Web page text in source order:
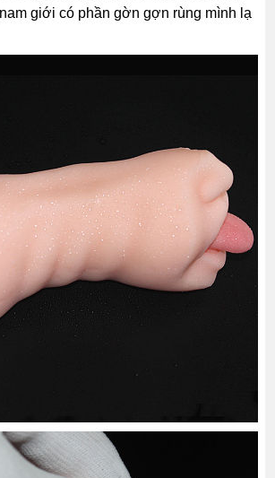
giới có phần gờn gợn rùng mình lạ